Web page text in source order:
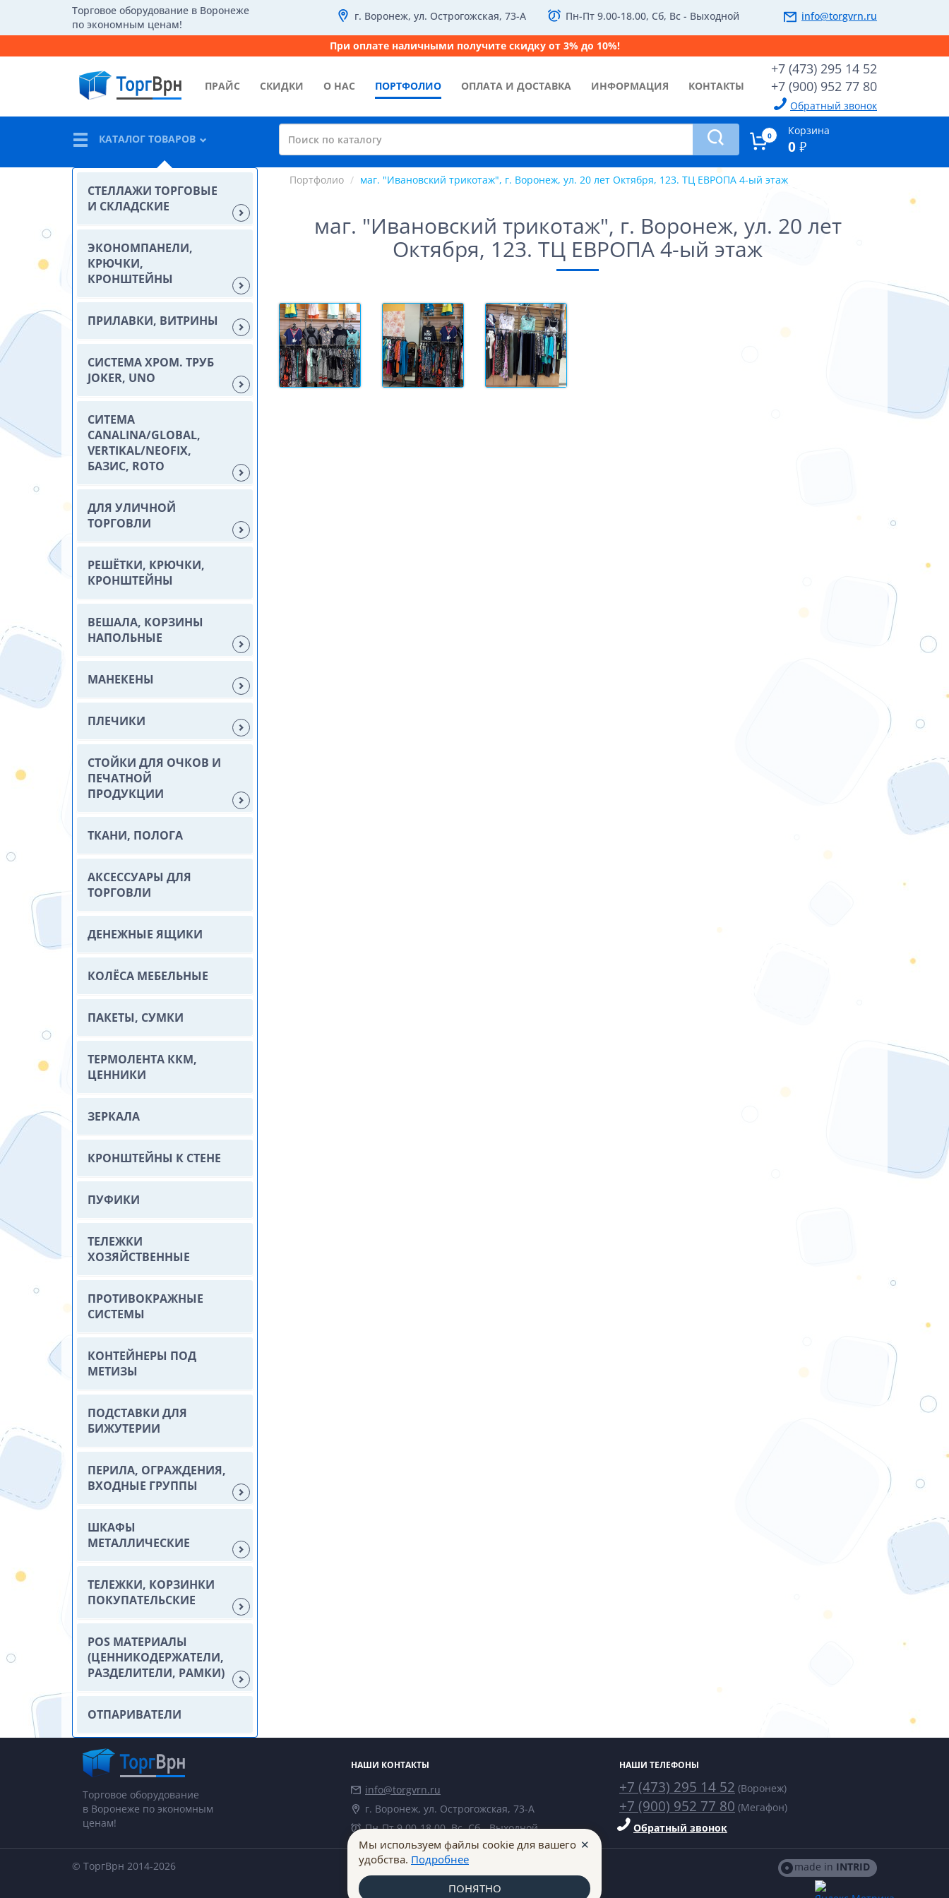
Торговое оборудование в Воронеже
по экономным ценам!
г. Воронеж, ул. Острогожская, 73-А Пн-Пт 9.00-18.00, Сб, Вс - Выходной info@torgvrn.ru
При оплате наличными получите скидку от 3% до 10%!
+7 (473) 295 14 52
+7 (900) 952 77 80
Обратный звонок
ПРАЙС СКИДКИ О НАС ПОРТФОЛИО ОПЛАТА И ДОСТАВКА ИНФОРМАЦИЯ КОНТАКТЫ
0 Корзина
0 ₽
КАТАЛОГ ТОВАРОВ
СТЕЛЛАЖИ ТОРГОВЫЕ
И СКЛАДСКИЕ
ЭКОНОМПАНЕЛИ,
КРЮЧКИ,
КРОНШТЕЙНЫ
ПРИЛАВКИ, ВИТРИНЫ
СИСТЕМА ХРОМ. ТРУБ
JOKER, UNO
СИТЕМА
CANALINA/GLOBAL,
VERTIKAL/NEOFIX,
БАЗИС, ROTO
ДЛЯ УЛИЧНОЙ
ТОРГОВЛИ
РЕШЁТКИ, КРЮЧКИ,
КРОНШТЕЙНЫ
ВЕШАЛА, КОРЗИНЫ
НАПОЛЬНЫЕ
МАНЕКЕНЫ
ПЛЕЧИКИ
СТОЙКИ ДЛЯ ОЧКОВ И
ПЕЧАТНОЙ
ПРОДУКЦИИ
ТКАНИ, ПОЛОГА
АКСЕССУАРЫ ДЛЯ
ТОРГОВЛИ
ДЕНЕЖНЫЕ ЯЩИКИ
КОЛЁСА МЕБЕЛЬНЫЕ
ПАКЕТЫ, СУМКИ
ТЕРМОЛЕНТА ККМ,
ЦЕННИКИ
ЗЕРКАЛА
КРОНШТЕЙНЫ К СТЕНЕ
ПУФИКИ
ТЕЛЕЖКИ
ХОЗЯЙСТВЕННЫЕ
ПРОТИВОКРАЖНЫЕ
СИСТЕМЫ
КОНТЕЙНЕРЫ ПОД
МЕТИЗЫ
ПОДСТАВКИ ДЛЯ
БИЖУТЕРИИ
ПЕРИЛА, ОГРАЖДЕНИЯ,
ВХОДНЫЕ ГРУППЫ
ШКАФЫ
МЕТАЛЛИЧЕСКИЕ
ТЕЛЕЖКИ, КОРЗИНКИ
ПОКУПАТЕЛЬСКИЕ
POS МАТЕРИАЛЫ
(ЦЕННИКОДЕРЖАТЕЛИ,
РАЗДЕЛИТЕЛИ, РАМКИ)
ОТПАРИВАТЕЛИ
Портфолио маг. "Ивановский трикотаж", г. Воронеж, ул. 20 лет Октября, 123. ТЦ ЕВРОПА 4-ый этаж
маг. "Ивановский трикотаж", г. Воронеж, ул. 20 лет
Октября, 123. ТЦ ЕВРОПА 4-ый этаж
Торговое оборудование
в Воронеже по экономным
ценам!
НАШИ КОНТАКТЫ
info@torgvrn.ru
г. Воронеж, ул. Острогожская, 73-А
Пн-Пт 9.00-18.00, Вс, Сб - Выходной
НАШИ ТЕЛЕФОНЫ
+7 (473) 295 14 52 (Воронеж)
+7 (900) 952 77 80 (Мегафон)
Обратный звонок
made in INTRID
© ТоргВрн 2014-2026
Мы используем файлы cookie для вашего
удобства. Подробнее
✕
ПОНЯТНО